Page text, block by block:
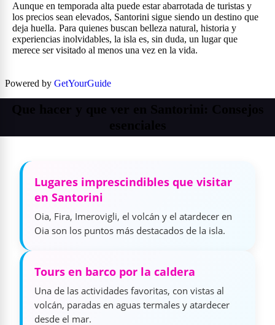
Aunque en temporada alta puede estar abarrotada de turistas y
los precios sean elevados, Santorini sigue siendo un destino que
deja huella. Para quienes buscan belleza natural, historia y
experiencias inolvidables, la isla es, sin duda, un lugar que
merece ser visitado al menos una vez en la vida.
Powered by GetYourGuide
Lugares imprescindibles que visitar
en Santorini
Oia, Fira, Imerovigli, el volcán y el atardecer en
Oia son los puntos más destacados de la isla.
Tours en barco por la caldera
Una de las actividades favoritas, con vistas al
volcán, paradas en aguas termales y atardecer
desde el mar.